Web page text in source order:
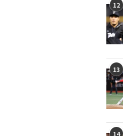
12
13
14